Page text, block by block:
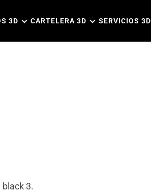
3D CARTELERA 3D SERVICIOS 3D
3.